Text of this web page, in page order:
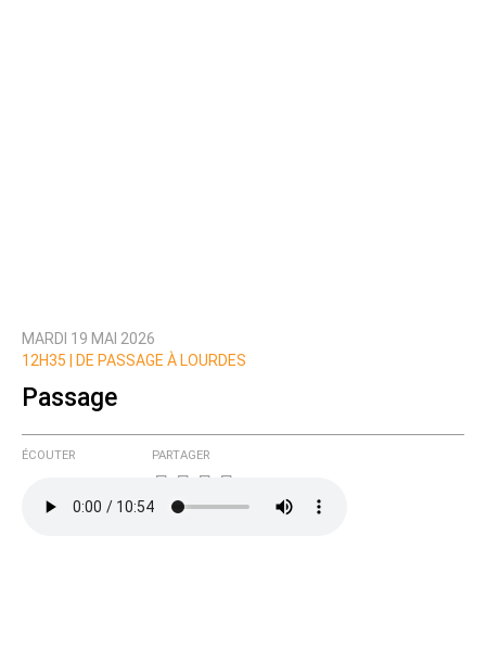
MARDI 19 MAI 2026
12H35 |
DE PASSAGE À LOURDES
Passage
ÉCOUTER PARTAGER